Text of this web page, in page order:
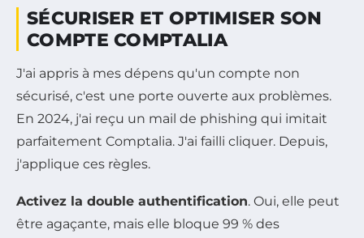
SÉCURISER ET OPTIMISER SON
COMPTE COMPTALIA
J'ai appris à mes dépens qu'un compte non
sécurisé, c'est une porte ouverte aux problèmes.
En 2024, j'ai reçu un mail de phishing qui imitait
parfaitement Comptalia. J'ai failli cliquer. Depuis,
j'applique ces règles.
Activez la double authentification. Oui, elle peut
être agaçante, mais elle bloque 99 % des